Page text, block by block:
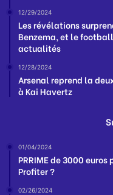
12/29/2024
Les révélations
Benzema, et le
actualités
12/28/2024
Arsenal reprend la
à Kai Havertz
01/04/2024
PRRIME de 3000
Profiter ?
02/26/2024